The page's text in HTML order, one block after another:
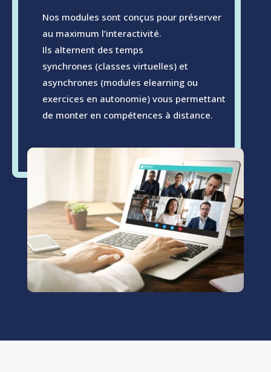
Nos modules sont conçus pour préserver
au maximum l’interactivité.
Ils alternent des temps
synchrones (classes virtuelles) et
asynchrones (modules elearning ou
exercices en autonomie) vous permettant
de monter en compétences à distance.